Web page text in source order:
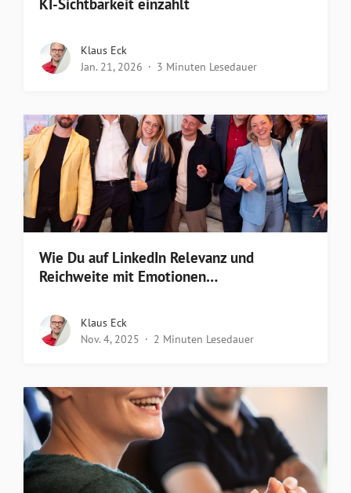
Klaus Eck
Jan. 21, 2026
3 Minuten Lesedauer
Wie Du auf LinkedIn Relevanz und
Reichweite mit Emotionen…
Klaus Eck
Nov. 4, 2025
2 Minuten Lesedauer